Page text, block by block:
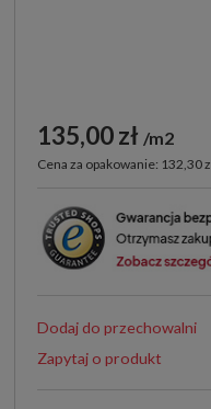
135,00 zł m2
Cena za opakowanie: 132,30
Dodaj do przechowalni
Zapytaj o produkt